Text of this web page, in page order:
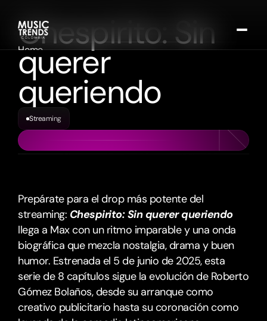
Home
Calendario de eventos
Entrevista y opinión
Música
Cine y Streaming
Sucribirse
Streaming
Chespirito: Sin
querer
queriendo
Prepárate para el drop más potente del
streaming: Chespirito: Sin querer queriendo
llega a Max con un ritmo imparable y una onda
biográfica que mezcla nostalgia, drama y buen
humor. Estrenada el 5 de junio de 2025, esta
serie de 8 capítulos sigue la evolución de Roberto
Gómez Bolaños, desde su arranque como
creativo publicitario hasta su coronación como